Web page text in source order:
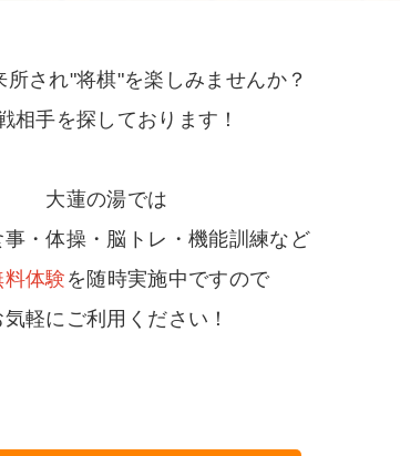
所され"将棋"を楽しみませんか？
相手を探しております！
大蓮の湯では
・体操・脳トレ・機能訓練など
体験 を随時実施中ですので
気軽にご利用ください！